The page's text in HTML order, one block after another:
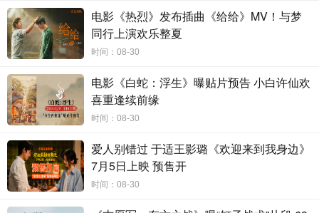
周也、周依然领衔主演，郑云龙、项偞婧主演，实力强劲的
主创班底为影片 品质提供了有力的保障。 电影《 三贵情史》
在项目创立阶段就在第
4届中国青年电影导演扶持计划
（暨“青葱计划”）中最终晋级前五强，并获第33届金鸡创投
的“投资人联名推荐优胜项目”和“类型优选优胜项目”诸多殊
荣，导演刘斯逸也获得了该届金鸡创投“最具潜力导演奖”。
电影《三贵情史》也在第22
节评委会特别提及奖”，这也是本届纽约亚洲电影节中唯一获
奖的中国电影，评委会称赞其：“为奇幻爱情题材带来了全新
而别致的解读”。影片已于今日正式开启全国预售，网友纷纷
电影《热烈》发布插曲《给给》MV！与梦
同行上演欢乐整夏
时间：08-30
电影《白蛇：浮生》曝贴片预告 小白许仙欢
喜重逢续前缘
时间：08-30
爱人别错过 于适王影璐《欢迎来到我身边》
7月5日上映 预售开
时间：08-30